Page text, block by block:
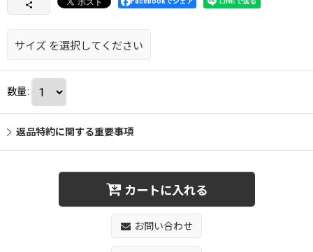
サイズ を選択してください
数量:
返品特約に関する重要事項
カートに入れる
お問い合わせ